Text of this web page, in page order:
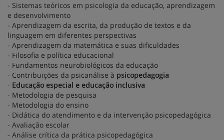
- Sistemas teóricos em psicologia da educação, aprendizagem
e desenvolvimento
- Aprendizagem da escrita, da produção de textos e da
linguagem em diferentes perspectivas
- Aprendizagem da matemática e suas dificuldades
- Filosofia e política educacional
- Fundamentos neurobiológicos da educação
- Contribuições da psicanálise à psicopedagogia
- Educação especial e educação inclusiva
- Metodologia de pesquisa
- Metodologia do ensino
- Didática do atendimento e da intervenção psicopedagógica
- Avaliação escolar
- Análise crítica da prática psicopedagógica